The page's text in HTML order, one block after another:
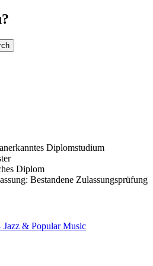
Diplomstudium
Diplom
Bestandene Zulassungsprüfung
Jazz & Popular Music